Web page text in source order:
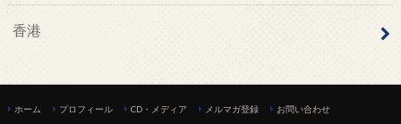
香港
ホーム プロフィール CD・メディア メルマガ登録 お問い合わせ